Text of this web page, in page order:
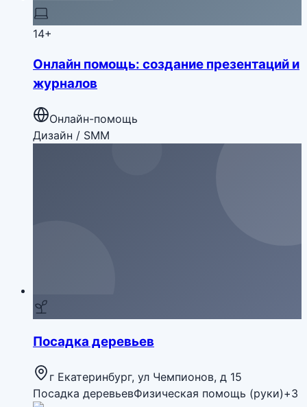
14+
Онлайн помощь: создание презентаций и
журналов
Онлайн-помощь
Дизайн / SMM
Посадка деревьев
г Екатеринбург, ул Чемпионов, д 15
Посадка деревьевФизическая помощь (руки)+3